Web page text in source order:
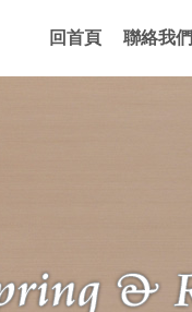
回首頁 聯絡我們